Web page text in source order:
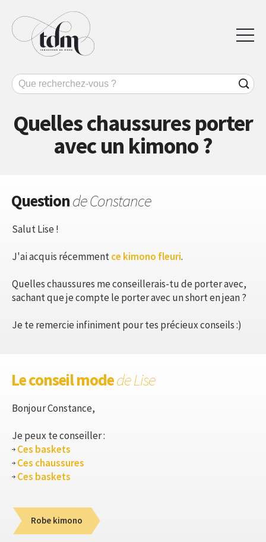
Quelles chaussures porter
avec un kimono ?
Questionde Constance
Salut Lise !
J'ai acquis récemmentce kimono fleuri.
Quelles chaussures me conseillerais-tu de porter avec,
sachant que je compte le porter avec un short en jean ?
Je te remercie infiniment pour tes précieux conseils :)
Le conseil modede Lise
Bonjour Constance,
Je peux te conseiller :
Ces baskets
Ces chaussures
Ces baskets
Robe kimono